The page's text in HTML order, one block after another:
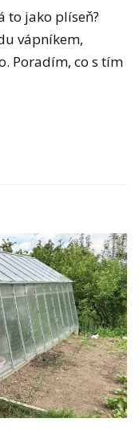
to jako plíseň?
vápníkem,
Poradím, co s tím